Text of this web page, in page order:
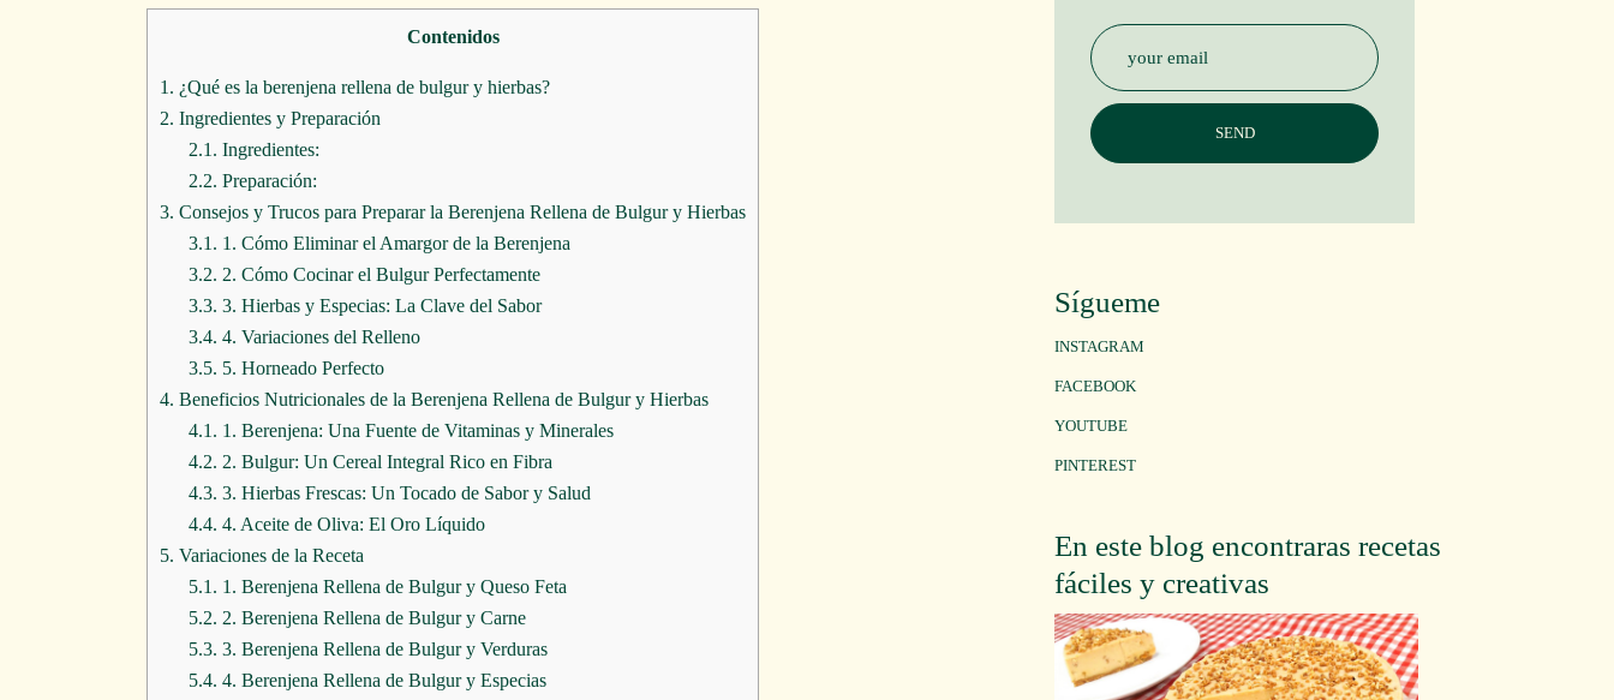
Contenidos
1. ¿Qué es la berenjena rellena de bulgur y hierbas?
2. Ingredientes y Preparación
2.1. Ingredientes:
2.2. Preparación:
3. Consejos y Trucos para Preparar la Berenjena Rellena de Bulgur y Hierbas
3.1. 1. Cómo Eliminar el Amargor de la Berenjena
3.2. 2. Cómo Cocinar el Bulgur Perfectamente
3.3. 3. Hierbas y Especias: La Clave del Sabor
3.4. 4. Variaciones del Relleno
3.5. 5. Horneado Perfecto
4. Beneficios Nutricionales de la Berenjena Rellena de Bulgur y Hierbas
4.1. 1. Berenjena: Una Fuente de Vitaminas y Minerales
4.2. 2. Bulgur: Un Cereal Integral Rico en Fibra
4.3. 3. Hierbas Frescas: Un Tocado de Sabor y Salud
4.4. 4. Aceite de Oliva: El Oro Líquido
5. Variaciones de la Receta
5.1. 1. Berenjena Rellena de Bulgur y Queso Feta
5.2. 2. Berenjena Rellena de Bulgur y Carne
5.3. 3. Berenjena Rellena de Bulgur y Verduras
5.4. 4. Berenjena Rellena de Bulgur y Especias
Sígueme
INSTAGRAM
FACEBOOK
YOUTUBE
PINTEREST
En este blog encontraras recetas
fáciles y creativas